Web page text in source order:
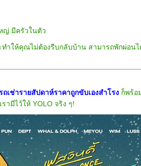
ญ่ มีครัวในตัว
ทำให้คุณไม่ต้องรีบกลับบ้าน สามารถพักผ่อน
ถเช่ารายสัปดาห์ราคาถูกขับเองสำโรง ก็พร้อ
ามีไว้ให้ YOLO จริง ๆ!